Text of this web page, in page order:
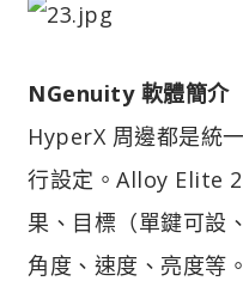
NGenuity 軟體簡介
HyperX 周邊都是統
行設定。Alloy Elite
果、目標（單鍵可設
角度、速度、亮度等。